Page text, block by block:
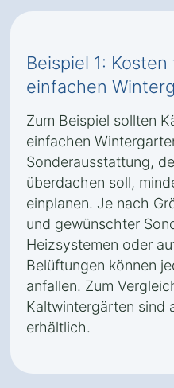
Beispiel 1:
einfachen
Zum Beispiel sollten
einfachen
Sonderausstattung,
überdachen soll,
einplanen. Je nach
und gewünschter
Heizsystemen oder
Belüftungen können
anfallen. Zum
Kaltwintergärten sind
erhältlich.